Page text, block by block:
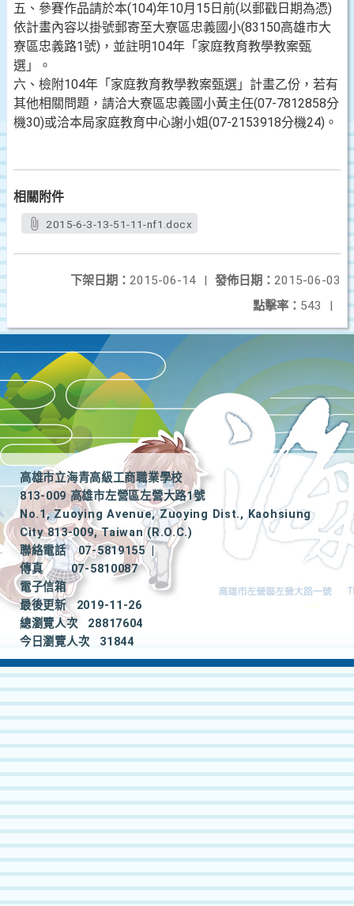
五、參賽作品請於本(104)年10月15日前(以郵戳日期為憑)
依計畫內容以掛號郵寄至大寮區忠義國小(83150高雄市大
寮區忠義路1號)，並註明104年「家庭教育教學教案甄
選」。
六、檢附104年「家庭教育教學教案甄選」計畫乙份，若有
其他相關問題，請洽大寮區忠義國小黃主任(07-7812858分
機30)或洽本局家庭教育中心謝小姐(07-2153918分機24)。
相關附件
2015-6-3-13-51-11-nf1.docx
發佈日期： 2015-06-03
下架日期： 2015-06-14
|
點擊率： 543 |
高雄市立海青高級工商職業學校
813-009 高雄市左營區左營大路1號
No.1, Zuoying Avenue, Zuoying Dist., Kaohsiung
City 813-009, Taiwan (R.O.C.)
聯絡電話
07-5819155
|
傳真
07-5810087
電子信箱
最後更新
2019-11-26
總瀏覽人次
28817604
今日瀏覽人次
31844